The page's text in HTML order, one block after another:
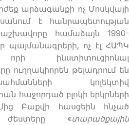
արձագանքի ոչ Մոսկվայի
է հանրապետության
համաձայն 1990-
պայմանագրերի, ոչ էլ ՀԱՊԿ
որի ինստիտուցիոնալ
ուղղակիորեն թելադրում են
կոլեկտիվ
հաջորդած բլոկի երկրների
Բաքվի հասցեին հնչած
ժեստերը «տարածքային